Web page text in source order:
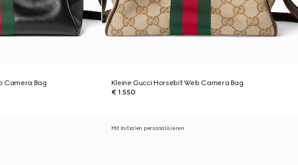
Camera Bag
Kleine Gucci Horsebit Web Camera Bag
€ 1.550
Mit Initialen personalisieren